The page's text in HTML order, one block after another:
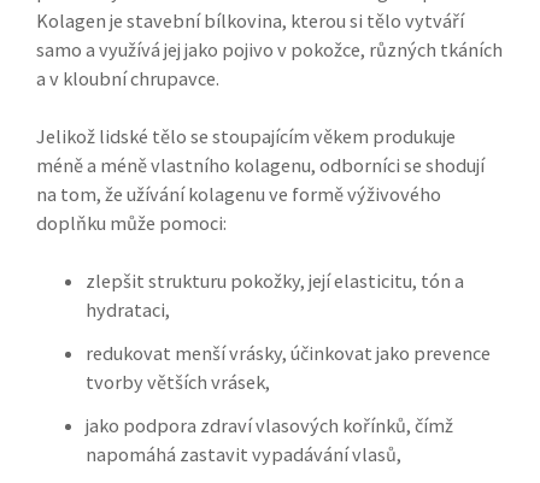
Kolagen je stavební bílkovina, kterou si tělo vytváří
samo a využívá jej jako pojivo v pokožce, různých tkáních
a v kloubní chrupavce.
Jelikož lidské tělo se stoupajícím věkem produkuje
méně a méně vlastního kolagenu, odborníci se shodují
na tom, že užívání kolagenu ve formě výživového
doplňku může pomoci:
zlepšit strukturu pokožky, její elasticitu, tón a
hydrataci,
redukovat menší vrásky, účinkovat jako prevence
tvorby větších vrásek,
jako podpora zdraví vlasových kořínků, čímž
napomáhá zastavit vypadávání vlasů,